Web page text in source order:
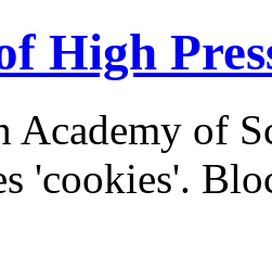
High
Academy of
'cookies'.